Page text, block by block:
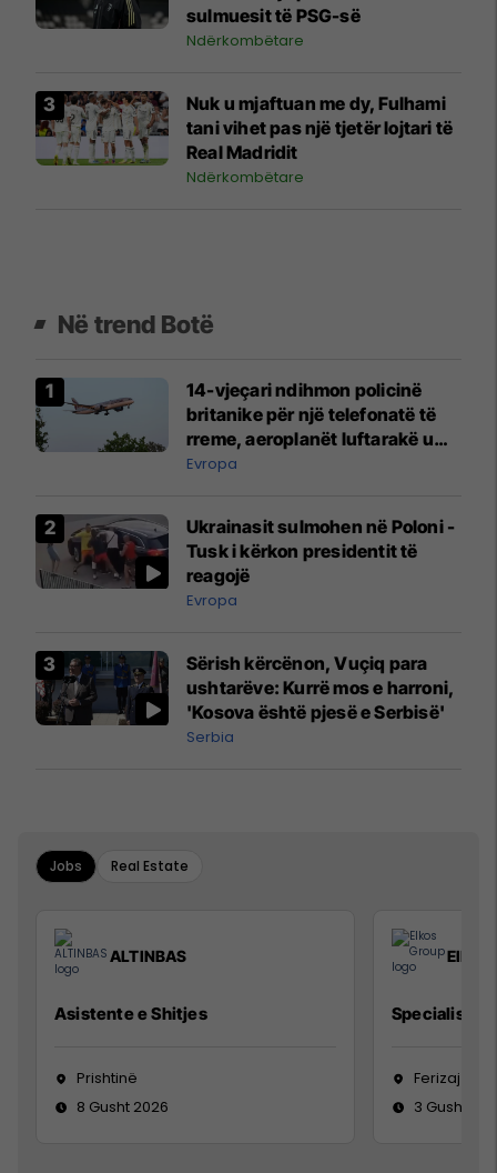
sulmuesit të PSG-së
Ndërkombëtare
Nuk u mjaftuan me dy, Fulhami
tani vihet pas një tjetër lojtari të
Real Madridit
Ndërkombëtare
Në trend Botë
14-vjeçari ndihmon policinë
britanike për një telefonatë të
rreme, aeroplanët luftarakë u
ngritën në ajër për të
Mançesterit
Evropa
Ukrainasit sulmohen në Poloni -
Tusk i kërkon presidentit të
reagojë
Evropa
Sërish kërcënon, Vuçiq para
ushtarëve: Kurrë mos e harroni,
'Kosova është pjesë e Serbisë'
Serbia
Jobs Real Estate
ALTINBAS
Asistente e Shitjes
Prishtinë
8 Gusht 2026
Elkos
Specialist
Ferizaj
3 Gusht